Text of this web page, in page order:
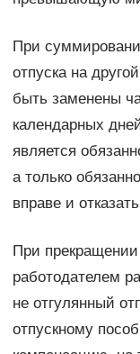
При
отпуска на
быть заменены
календарных
является
а только
вправе и
При
работодателем
не отгулянный
отпускному